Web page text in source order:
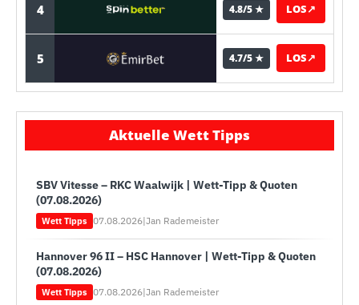
4 4.8/5 ★ LOS↗
5 4.7/5 ★ LOS↗
Aktuelle Wett Tipps
SBV Vitesse – RKC Waalwijk | Wett-Tipp & Quoten
(07.08.2026)
Wett Tipps 07.08.2026|Jan Rademeister
Hannover 96 II – HSC Hannover | Wett-Tipp & Quoten
(07.08.2026)
Wett Tipps 07.08.2026|Jan Rademeister